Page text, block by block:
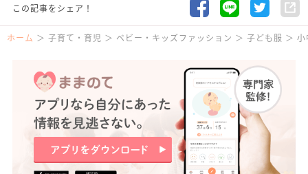
この記事をシェア！
ホーム 子育て・育児 ベビー・キッズファッション 子ども服 小